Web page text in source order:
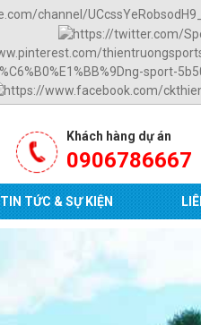
Khách hàng dự án
0906786667
TIN TỨC & SỰ KIỆN